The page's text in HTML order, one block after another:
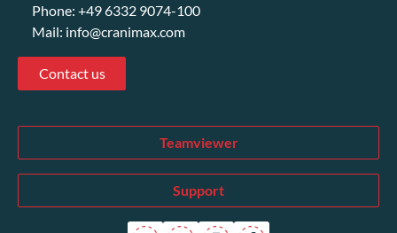
Phone: +49 6332 9074-100
Mail: info@cranimax.com
Contact us
Teamviewer
Support